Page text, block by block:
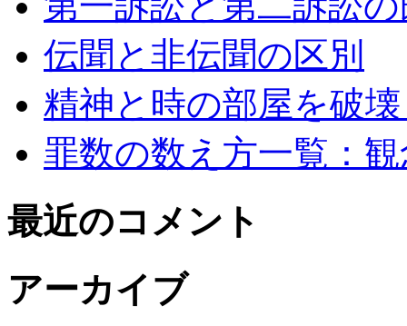
伝聞と非伝聞の区別
精神と時の部屋を破
罪数の数え方一覧：
最近のコメント
アーカイブ